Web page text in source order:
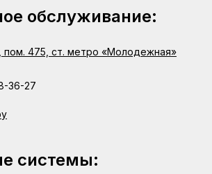
обслуживание:
пом. 475, ст. метро «Молодежная»
36-27
системы: